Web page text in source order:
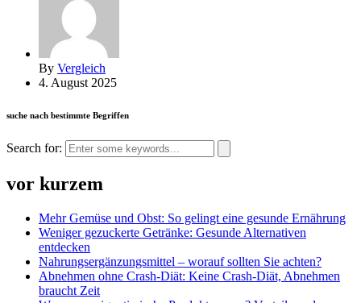
By Vergleich
4. August 2025
suche nach bestimmte Begriffen
Search for:
vor kurzem
Mehr Gemüse und Obst: So gelingt eine gesunde Ernährung
Weniger gezuckerte Getränke: Gesunde Alternativen
entdecken
Nahrungsergänzungsmittel – worauf sollten Sie achten?
Abnehmen ohne Crash-Diät: Keine Crash-Diät, Abnehmen
braucht Zeit